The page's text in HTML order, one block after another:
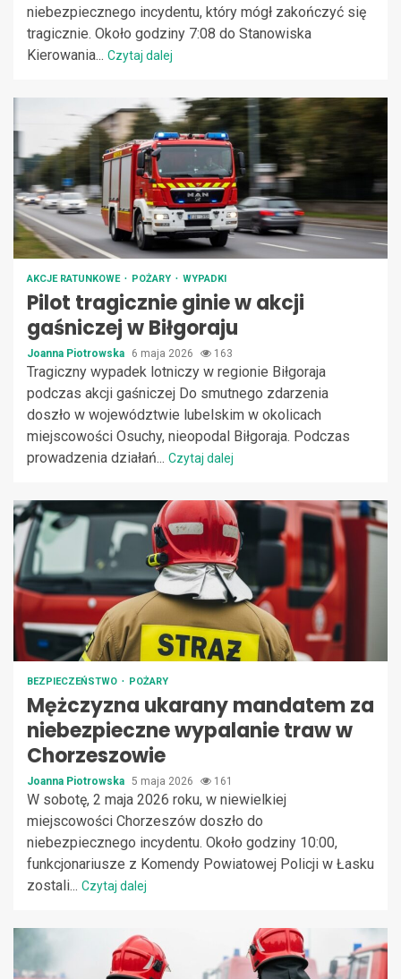
niebezpiecznego incydentu, który mógł zakończyć się
tragicznie. Około godziny 7:08 do Stanowiska
Kierowania... Czytaj dalej
AKCJE RATUNKOWE POŻARY WYPADKI
Pilot tragicznie ginie w akcji
gaśniczej w Biłgoraju
Joanna Piotrowska 6 maja 2026 163
Tragiczny wypadek lotniczy w regionie Biłgoraja
podczas akcji gaśniczej Do smutnego zdarzenia
doszło w województwie lubelskim w okolicach
miejscowości Osuchy, nieopodal Biłgoraja. Podczas
prowadzenia działań... Czytaj dalej
BEZPIECZEŃSTWO POŻARY
Mężczyzna ukarany mandatem za
niebezpieczne wypalanie traw w
Chorzeszowie
Joanna Piotrowska 5 maja 2026 161
W sobotę, 2 maja 2026 roku, w niewielkiej
miejscowości Chorzeszów doszło do
niebezpiecznego incydentu. Około godziny 10:00,
funkcjonariusze z Komendy Powiatowej Policji w Łasku
zostali... Czytaj dalej